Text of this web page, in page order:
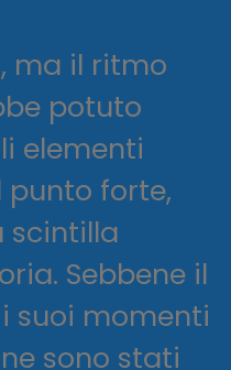
ma il ritmo
potuto
elementi
forte,
scintilla
Sebbene il
suoi momenti
sono stati